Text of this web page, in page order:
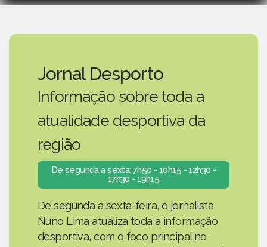
Jornal Desporto
Informação sobre toda a
atualidade desportiva da
região
De segunda a sexta: 7h50 - 10h15 - 12h30 -
17h30 - 19h15
De segunda a sexta-feira, o jornalista
Nuno Lima atualiza toda a informação
desportiva, com o foco principal no